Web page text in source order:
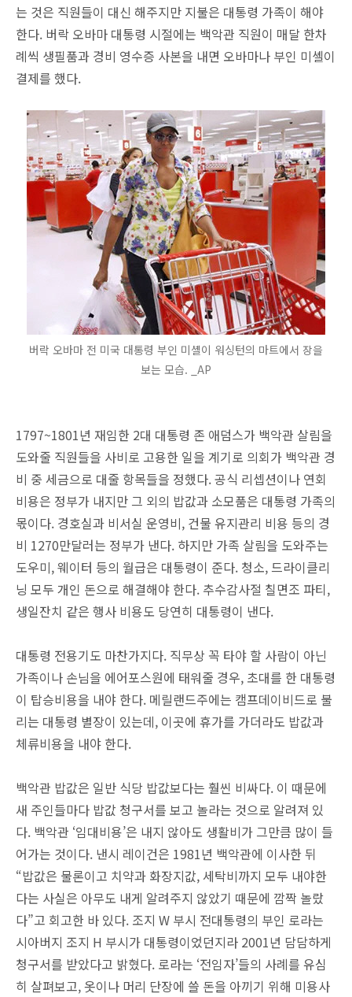
는 것은 직원들이 대신 해주지만 지불은 대통령 가족이 해야
한다. 버락 오바마 대통령 시절에는 백악관 직원이 매달 한차
례씩 생필품과 경비 영수증 사본을 내면 오바마나 부인 미셸이
결제를 했다.
버락 오바마 전 미국 대통령 부인 미셸이 워싱턴의 마트에서 장을
보는 모습. _AP
1797~1801년 재임한 2대 대통령 존 애덤스가 백악관 살림을
도와줄 직원들을 사비로 고용한 일을 계기로 의회가 백악관 경
비 중 세금으로 대줄 항목들을 정했다. 공식 리셉션이나 연회
비용은 정부가 내지만 그 외의 밥값과 소모품은 대통령 가족의
몫이다. 경호실과 비서실 운영비, 건물 유지관리 비용 등의 경
비 1270만달러는 정부가 낸다. 하지만 가족 살림을 도와주는
도우미, 웨이터 등의 월급은 대통령이 준다. 청소, 드라이클리
닝 모두 개인 돈으로 해결해야 한다. 추수감사절 칠면조 파티,
생일잔치 같은 행사 비용도 당연히 대통령이 낸다.
대통령 전용기도 마찬가지다. 직무상 꼭 타야 할 사람이 아닌
가족이나 손님을 에어포스원에 태워줄 경우, 초대를 한 대통령
이 탑승비용을 내야 한다. 메릴랜드주에는 캠프데이비드로 불
리는 대통령 별장이 있는데, 이곳에 휴가를 가더라도 밥값과
체류비용을 내야 한다.
백악관 밥값은 일반 식당 밥값보다는 훨씬 비싸다. 이 때문에
새 주인들마다 밥값 청구서를 보고 놀라는 것으로 알려져 있
다. 백악관 ‘임대비용’은 내지 않아도 생활비가 그만큼 많이 들
어가는 것이다. 낸시 레이건은 1981년 백악관에 이사한 뒤
“밥값은 물론이고 치약과 화장지값, 세탁비까지 모두 내야한
다는 사실은 아무도 내게 알려주지 않았기 때문에 깜짝 놀랐
다”고 회고한 바 있다. 조지 W 부시 전대통령의 부인 로라는
시아버지 조지 H 부시가 대통령이었던지라 2001년 담담하게
청구서를 받았다고 밝혔다. 로라는 ‘전임자’들의 사례를 유심
히 살펴보고, 옷이나 머리 단장에 쓸 돈을 아끼기 위해 미용사